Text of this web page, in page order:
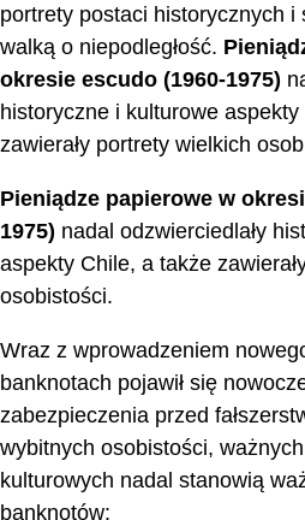
portrety postaci historycznych i
walką o niepodległość.
okresie escudo (1960-1975)
historyczne i kulturowe
zawierały portrety wielkich
Pieniądze papierowe w
1975) nadal odzwierciedlały
aspekty Chile, a także
osobistości.
Wraz z wprowadzeniem
banknotach pojawił się
zabezpieczenia przed
wybitnych osobistości,
kulturowych nadal stanowią
banknotów: